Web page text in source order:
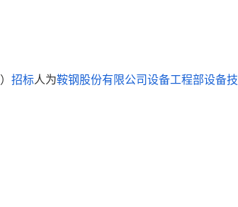
） 招标人为鞍钢股份有限公司设备工程部设备技